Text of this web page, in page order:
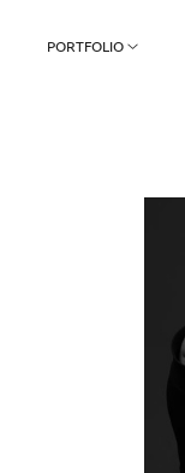
PORTFOLIO